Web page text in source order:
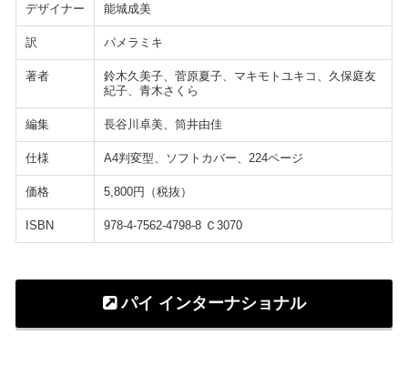
デザイナー 能城成美
訳 パメラミキ
著者
鈴木久美子、菅原夏子、マキモトユキコ、久保庭友
紀子、青木さくら
編集 長谷川卓美、筒井由佳
仕様 A4判変型、ソフトカバー、224ページ
価格 5,800円（税抜）
ISBN 978-4-7562-4798-8 Ｃ3070
パイ インターナショナル